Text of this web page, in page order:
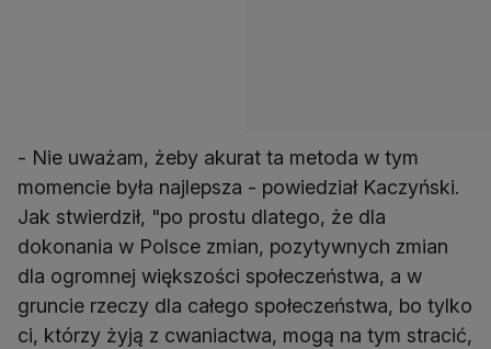
- Nie uważam, żeby akurat ta metoda w tym
momencie była najlepsza - powiedział Kaczyński.
Jak stwierdził, "po prostu dlatego, że dla
dokonania w Polsce zmian, pozytywnych zmian
dla ogromnej większości społeczeństwa, a w
gruncie rzeczy dla całego społeczeństwa, bo tylko
ci, którzy żyją z cwaniactwa, mogą na tym stracić,